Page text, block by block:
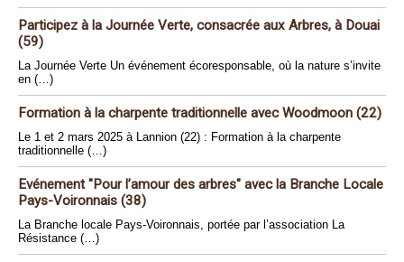
Participez à la Journée Verte, consacrée aux Arbres, à Douai
(59)
La Journée Verte Un événement écoresponsable, où la nature s’invite
en (…)
Formation à la charpente traditionnelle avec Woodmoon (22)
Le 1 et 2 mars 2025 à Lannion (22) : Formation à la charpente
traditionnelle (…)
Evénement "Pour l’amour des arbres" avec la Branche Locale
Pays-Voironnais (38)
La Branche locale Pays-Voironnais, portée par l’association La
Résistance (…)